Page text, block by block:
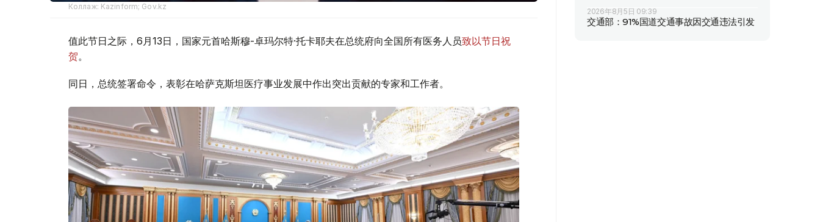
Коллаж: Kazinform; Gov.kz
值此节日之际，6月13日，国家元首哈斯穆-卓玛尔特·托卡耶夫在总统府向全国所有医务人员致以节日祝
贺。
同日，总统签署命令，表彰在哈萨克斯坦医疗事业发展中作出突出贡献的专家和工作者。
2026年8月5日 09:39
交通部：91%国道交通事故因交通违法引发